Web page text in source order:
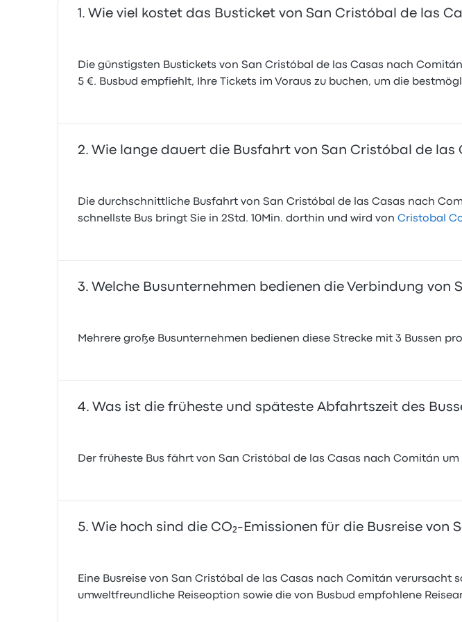
Wie viel kostet das Busticket von San Cristóbal de las
Die günstigsten Bustickets von San Cristóbal de las Casas nach
5 €. Busbud empfiehlt, Ihre Tickets im Voraus zu buchen, um die
Wie lange dauert die Busfahrt von San Cristóbal de las
Die durchschnittliche Busfahrt von San Cristóbal de las Casas nach
schnellste Bus bringt Sie in 2Std. 10Min. dorthin und wird von Cristobal
Welche Busunternehmen bedienen die Verbindung
Mehrere große Busunternehmen bedienen diese Strecke mit 3 Bussen
Was ist die früheste und späteste Abfahrtszeit des
Der früheste Bus fährt von San Cristóbal de las Casas nach Comitán
Wie hoch sind die CO₂-Emissionen für die Busreise
Eine Busreise von San Cristóbal de las Casas nach Comitán verursacht
umweltfreundliche Reiseoption sowie die von Busbud empfohlene